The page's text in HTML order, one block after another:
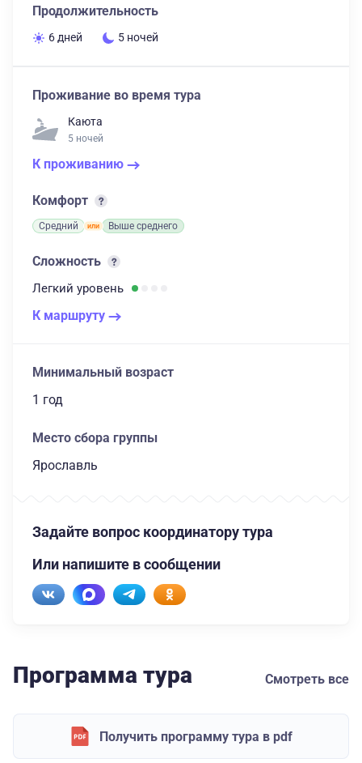
Продолжительность
6 дней 5 ночей
Проживание во время тура
Каюта
5 ночей
К проживанию
Комфорт
Средний Выше среднего
Сложность
Легкий уровень
К маршруту
Минимальный возраст
1 год
Место сбора группы
Ярославль
Задайте вопрос координатору тура
Или напишите в сообщении
Программа тура Смотреть все
Получить программу тура в pdf